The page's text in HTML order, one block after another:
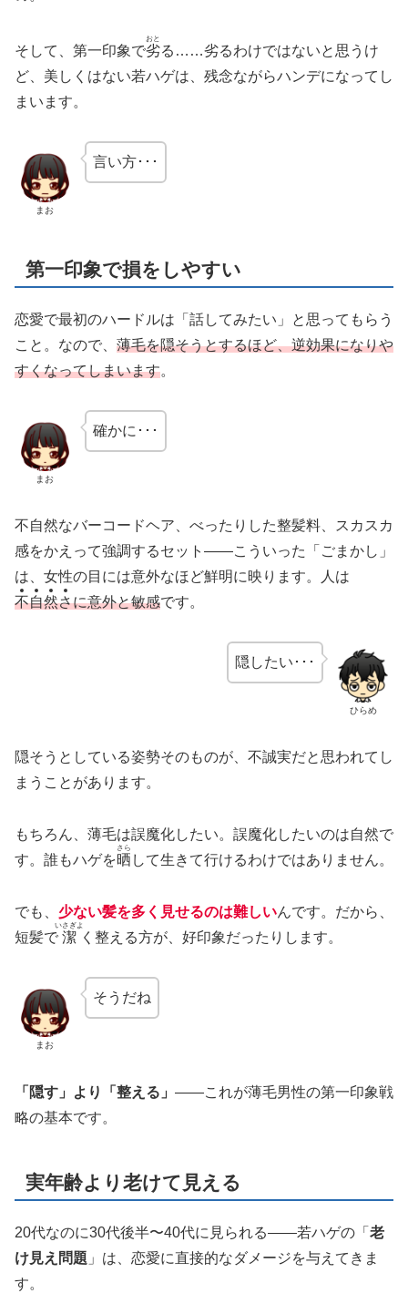
そして、第一印象で劣
おと
る……劣るわけではないと思うけ
ど、美しくはない若ハゲは、残念ながらハンデになってし
まいます。
まお
言い方･･･
第一印象で損をしやすい
恋愛で最初のハードルは「話してみたい」と思ってもらう
こと。なので、 薄毛を隠そうとするほど、逆効果になりや
すくなってしまいます。
まお
確かに･･･
不自然なバーコードヘア、べったりした整髪料、スカスカ
感をかえって強調するセット——こういった「ごまかし」
は、女性の目には意外なほど鮮明に映ります。人は
不自然さに意外と敏感です。
ひらめ
隠したい･･･
隠そうとしている姿勢そのものが、不誠実だと思われてし
まうことがあります。
もちろん、薄毛は誤魔化したい。誤魔化したいのは自然で
す。誰もハゲを晒
さら
して生きて行けるわけではありません。
でも、 少ない髪を多く見せるのは難しいんです。だから、
短髪で 潔
いさぎよ
く整える方が、好印象だったりします。
まお
そうだね
「隠す」より「整える」 ——これが薄毛男性の第一印象戦
略の基本です。
実年齢より老けて見える
20代なのに30代後半〜40代に見られる——若ハゲの「 老
け見え問題 」は、恋愛に直接的なダメージを与えてきま
す。